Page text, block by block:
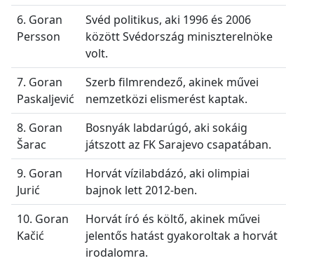
6. Goran
Persson
Svéd politikus, aki 1996 és 2006
között Svédország miniszterelnöke
volt.
7. Goran
Paskaljević
Szerb filmrendező, akinek művei
nemzetközi elismerést kaptak.
8. Goran
Šarac
Bosnyák labdarúgó, aki sokáig
játszott az FK Sarajevo csapatában.
9. Goran
Jurić
Horvát vízilabdázó, aki olimpiai
bajnok lett 2012-ben.
10. Goran
Kačić
Horvát író és költő, akinek művei
jelentős hatást gyakoroltak a horvát
irodalomra.